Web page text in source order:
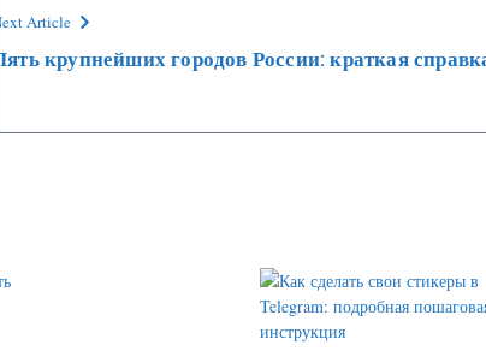
Article
крупнейших городов России: краткая